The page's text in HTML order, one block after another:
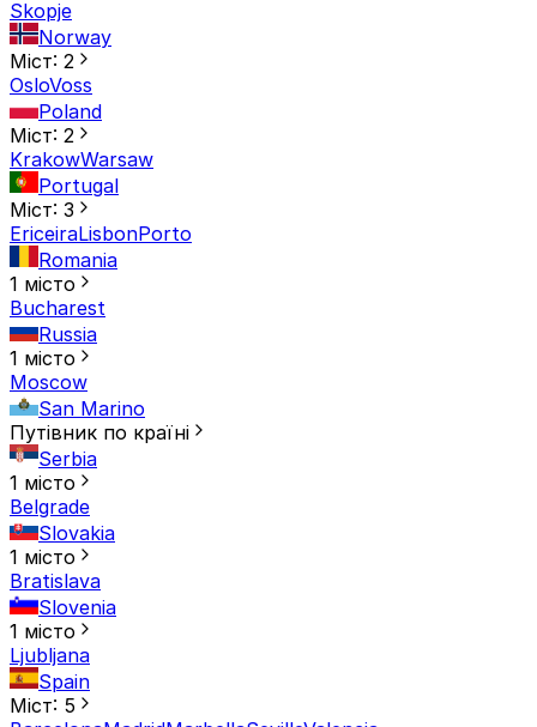
Skopje
Norway
Міст: 2
OsloVoss
Poland
Міст: 2
KrakowWarsaw
Portugal
Міст: 3
EriceiraLisbonPorto
Romania
1 місто
Bucharest
Russia
1 місто
Moscow
San Marino
Путівник по країні
Serbia
1 місто
Belgrade
Slovakia
1 місто
Bratislava
Slovenia
1 місто
Ljubljana
Spain
Міст: 5